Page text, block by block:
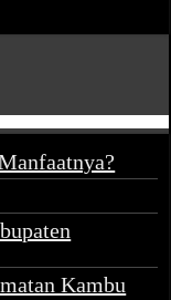
Kambu